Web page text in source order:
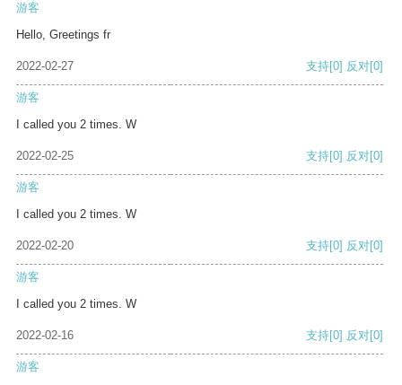
游客
Hello, Greetings fr
2022-02-27 支持[0] 反对[0]
游客
I called you 2 times. W
2022-02-25 支持[0] 反对[0]
游客
I called you 2 times. W
2022-02-20 支持[0] 反对[0]
游客
I called you 2 times. W
2022-02-16 支持[0] 反对[0]
游客